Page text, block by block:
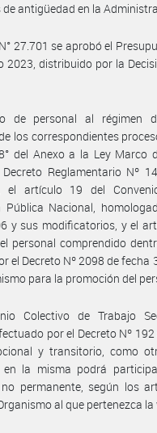
de antigüedad en la
27.701 se aprobó el
2023, distribuido por la
de personal al régimen
los correspondientes
del Anexo a la Ley Marco
Decreto Reglamentario Nº
el artículo 19 del
Pública Nacional,
y sus modificatorios, y el
personal comprendido
el Decreto Nº 2098 de
para la promoción del
Colectivo de Trabajo
por el Decreto Nº
y transitorio, como
la misma podrá
permanente, según los
al que pertenezca